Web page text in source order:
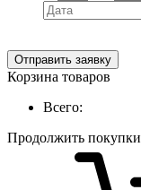
Отправить заявку
Корзина товаров
Всего:
Продолжить покупки